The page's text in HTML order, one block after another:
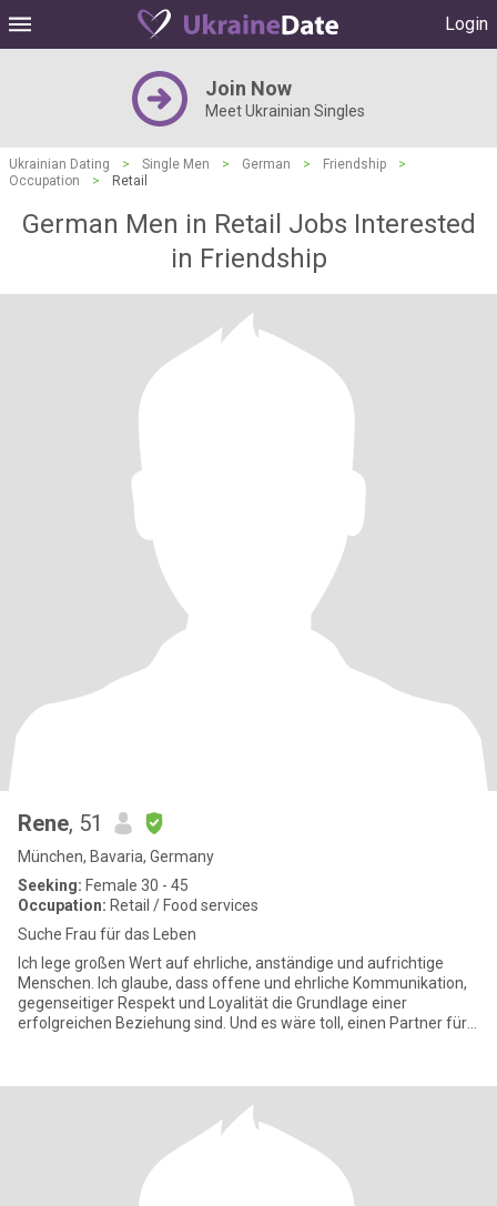
Login
Join Now
Meet Ukrainian Singles
Ukrainian Dating > Single Men > German > Friendship
>
Occupation
> Retail
German Men in Retail Jobs Interested
in Friendship
Rene, 51
München, Bavaria, Germany
Seeking: Female 30 - 45
Occupation: Retail / Food services
Suche Frau für das Leben
Ich lege großen Wert auf ehrliche, anständige und aufrichtige
Menschen. Ich glaube, dass offene und ehrliche Kommunikation,
gegenseitiger Respekt und Loyalität die Grundlage einer
erfolgreichen Beziehung sind. Und es wäre toll, einen Partner für